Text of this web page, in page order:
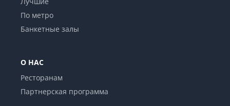
По метро
Банкетные залы
О НАС
Ресторанам
Партнерская программа